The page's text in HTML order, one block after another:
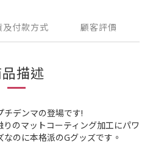
及付款方式 顧客評價
描述
チデンマの登場です!
のマットコーティング加工にパワ
のに本格派のGグッズです。